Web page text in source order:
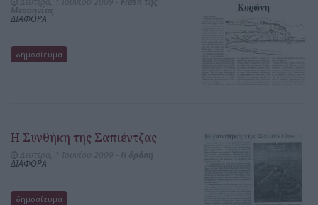
ΔΙΑΦΟΡΑ
δημοσίευμα
Η Συνθήκη της Σαπιέντζας
ΔΙΑΦΟΡΑ
δημοσίευμα